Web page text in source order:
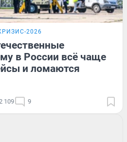
2026
в России всё чаще
и ломаются
109 9